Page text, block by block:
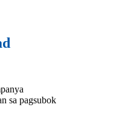
sa pagsubok